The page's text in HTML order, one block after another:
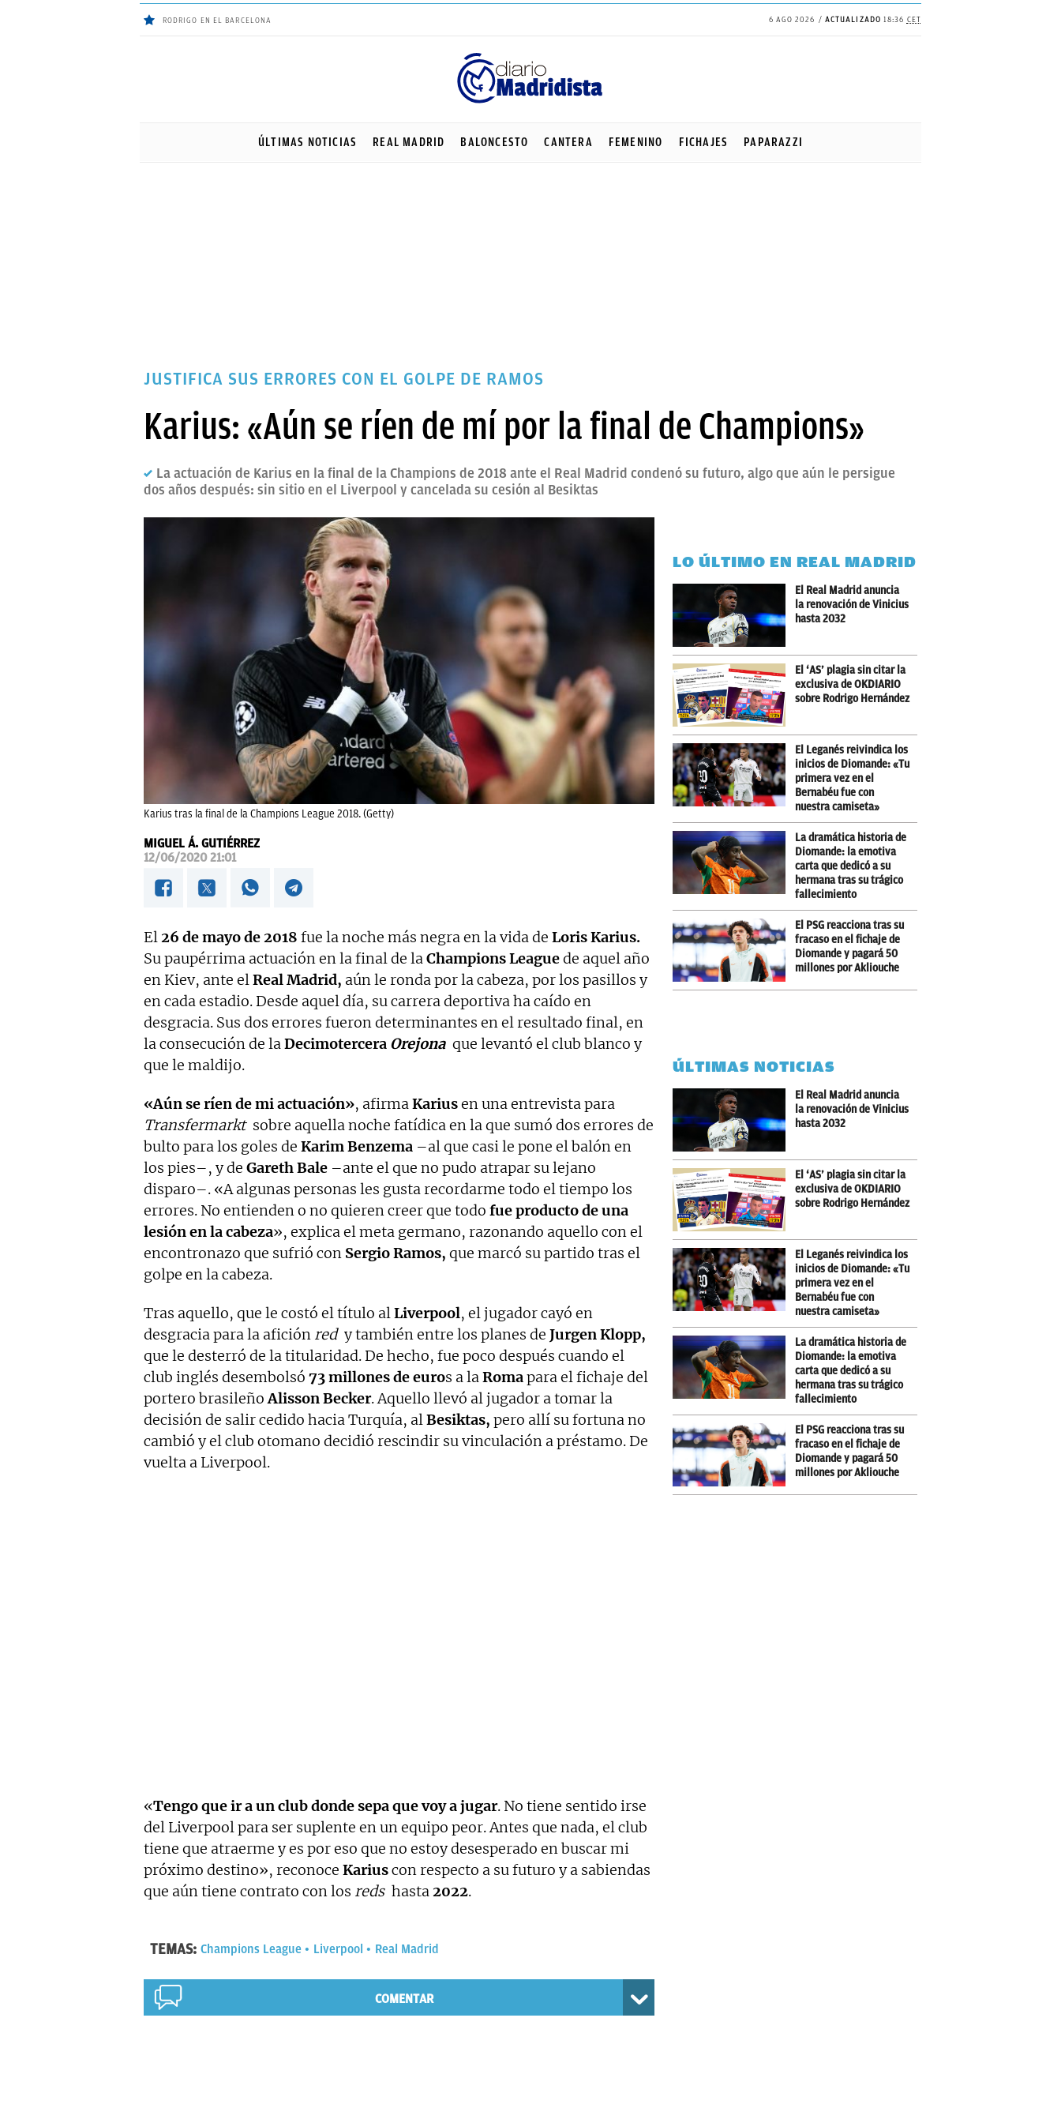
RODRIGO EN EL BARCELONA 6 AGO 2026 ACTUALIZADO 18:36 CET
ÚLTIMAS NOTICIAS REAL MADRID BALONCESTO CANTERA FEMENINO FICHAJES PAPARAZZI
JUSTIFICA SUS ERRORES CON EL GOLPE DE RAMOS
Karius: «Aún se ríen de mí por la final de Champions»
La actuación de Karius en la final de la Champions de 2018 ante el Real Madrid condenó su futuro, algo que aún le persigue
dos años después: sin sitio en el Liverpool y cancelada su cesión al Besiktas
Karius tras la final de la Champions League 2018. (Getty)
MIGUEL Á. GUTIÉRREZ
12/06/2020 21:01
El26 de mayo de 2018 fue la noche más negra en la vida de Loris Karius.
Su paupérrima actuación en la final de laChampions Leaguede aquel año
en Kiev, ante elReal Madrid, aún le ronda por la cabeza, por los pasillos y
en cada estadio. Desde aquel día, su carrera deportiva ha caído en
desgracia. Sus dos errores fueron determinantes en el resultado final, en
la consecución de laDecimotercera Orejona que levantó el club blanco y
que le maldijo.
«Aún se ríen de mi actuación», afirmaKariusen una entrevista para
Transfermarkt sobre aquella noche fatídica en la que sumó dos errores de
bulto para los goles de Karim Benzema –al que casi le pone el balón en
los pies–, y de Gareth Bale –ante el que no pudo atrapar su lejano
disparo–. «A algunas personas les gusta recordarme todo el tiempo los
errores. No entienden o no quieren creer que todo fue producto de una
lesión en la cabeza», explica el meta germano, razonando aquello con el
encontronazo que sufrió con Sergio Ramos, que marcó su partido tras el
golpe en la cabeza.
Tras aquello, que le costó el título alLiverpool, el jugador cayó en
desgracia para la afición red y también entre los planes de Jurgen Klopp,
que le desterró de la titularidad. De hecho, fue poco después cuando el
club inglés desembolsó 73 millones de euros a laRomapara el fichaje del
portero brasileñoAlisson Becker. Aquello llevó al jugador a tomar la
decisión de salir cedido hacia Turquía, alBesiktas, pero allí su fortuna no
cambió y el club otomano decidió rescindir su vinculación a préstamo. De
vuelta a Liverpool.
«Tengo que ir a un club donde sepa que voy a jugar. No tiene sentido irse
del Liverpool para ser suplente en un equipo peor. Antes que nada, el club
tiene que atraerme y es por eso que no estoy desesperado en buscar mi
próximo destino», reconoce Kariuscon respecto a su futuro y a sabiendas
que aún tiene contrato con los reds hasta2022.
TEMAS: Champions League Liverpool Real Madrid
COMENTAR
LO ÚLTIMO EN REAL MADRID
El Real Madrid anuncia
la renovación de Vinicius
hasta 2032
El ‘AS’ plagia sin citar la
exclusiva de OKDIARIO
sobre Rodrigo Hernández
El Leganés reivindica los
inicios de Diomande: «Tu
primera vez en el
Bernabéu fue con
nuestra camiseta»
La dramática historia de
Diomande: la emotiva
carta que dedicó a su
hermana tras su trágico
fallecimiento
El PSG reacciona tras su
fracaso en el fichaje de
Diomande y pagará 50
millones por Akliouche
ÚLTIMAS NOTICIAS
El Real Madrid anuncia
la renovación de Vinicius
hasta 2032
El ‘AS’ plagia sin citar la
exclusiva de OKDIARIO
sobre Rodrigo Hernández
El Leganés reivindica los
inicios de Diomande: «Tu
primera vez en el
Bernabéu fue con
nuestra camiseta»
La dramática historia de
Diomande: la emotiva
carta que dedicó a su
hermana tras su trágico
fallecimiento
El PSG reacciona tras su
fracaso en el fichaje de
Diomande y pagará 50
millones por Akliouche